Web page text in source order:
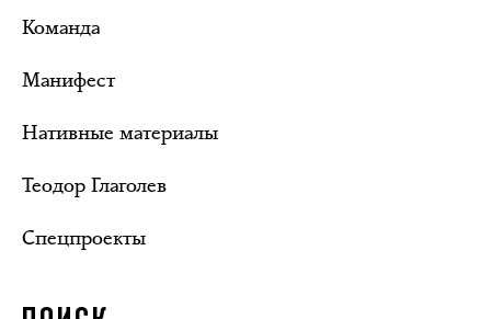
Команда
Манифест
Нативные материалы
Теодор Глаголев
Спецпроекты